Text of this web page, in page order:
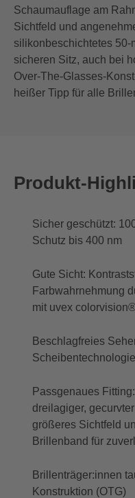
Schaumauflage am
Sichtfeld und
silikonbeschichtetes
sicheren Sitz, auch bei
Over-The-Glasses-
heißer Tipp für alle
Produkt-
Sicher geschützt:
Schutz bis 400 nm
Gute Sicht:
Farbwahrnehmung
mit uvex
Beschlagfreies
Passgenaues
dreilagiger,
größeres Sichtfeld
Brillenband für
Brillenträger:innen
Konstruktion (OTG)